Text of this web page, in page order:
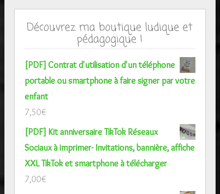
Découvrez ma boutique ludique et
pédagogique !
[PDF] Contrat d'utilisation d'un téléphone
portable ou smartphone à faire signer par votre
enfant
7,50€
[PDF] Kit anniversaire TikTok Réseaux
Sociaux à imprimer- Invitations, bannière, affiche
XXL TikTok et smartphone à télécharger
7,00€